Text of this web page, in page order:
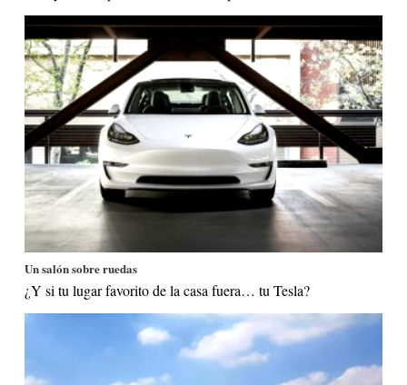
Un salón sobre ruedas
¿Y si tu lugar favorito de la casa fuera… tu Tesla?